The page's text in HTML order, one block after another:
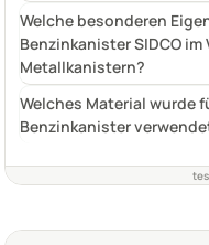
Welche besonderen
Benzinkanister SIDCO
Metallkanistern?
Welches Material wurde
Benzinkanister